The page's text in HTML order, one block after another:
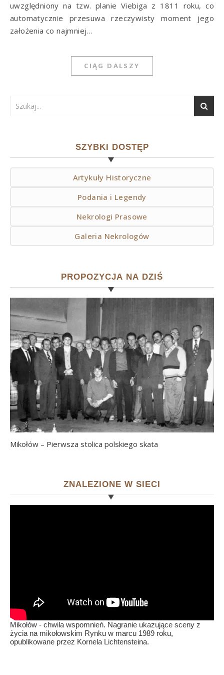
uwzględniony na tzw. planie Viebiga z 1811 roku, co
automatycznie przesuwa rzeczywisty moment jego
założenia co najmniej…
CIĄG DALSZY
SZYBKI DOSTĘP
Artykuły Historyczne
Podania i Legendy
Nekrologi Prasowe
Galeria Nekrologów
PROPOZYCJA NA DZIŚ
Mikołów – Pierwsza stolica polskiego skata
ZNALEZIONE W SIECI
Mikołów - chwila wspomnień. Nagranie ukazujące sceny z
życia na mikołowskim Rynku w marcu 1989 roku,
opublikowane przez Kornela Lichtensteina.